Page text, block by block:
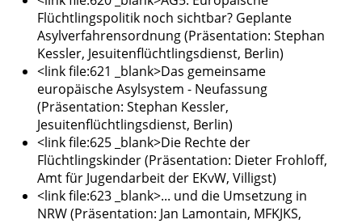
Flüchtlingspolitik noch sichtbar? Geplante
Asylverfahrensordnung (Präsentation: Stephan
Kessler, Jesuitenflüchtlingsdienst, Berlin)
<link file:621 _blank>Das gemeinsame
europäische Asylsystem - Neufassung
(Präsentation: Stephan Kessler,
Jesuitenflüchtlingsdienst, Berlin)
<link file:625 _blank>Die Rechte der
Flüchtlingskinder (Präsentation: Dieter Frohloff,
Amt für Jugendarbeit der EKvW, Villigst)
<link file:623 _blank>... und die Umsetzung in
NRW (Präsentation: Jan Lamontain, MFKJKS,